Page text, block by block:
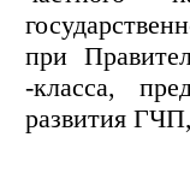
при
-класса,
развития